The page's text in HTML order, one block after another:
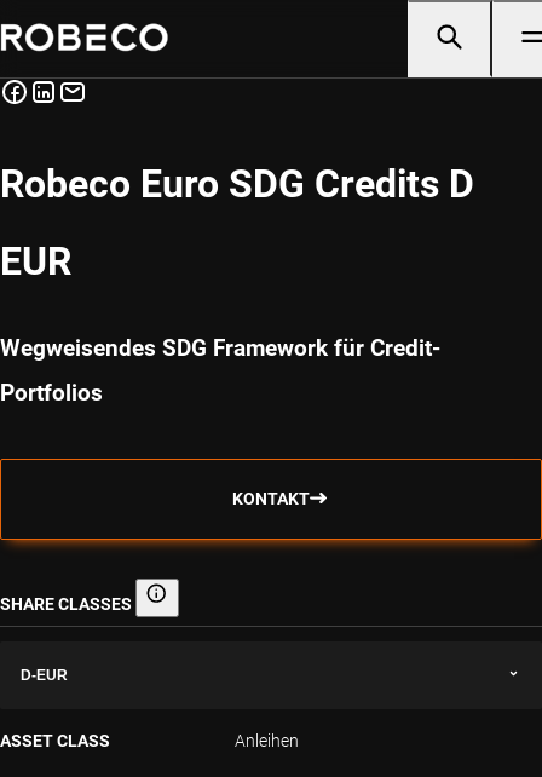
Robeco Euro SDG Credits D
EUR
Wegweisendes SDG Framework für Credit-
Portfolios
KONTAKT
SHARE CLASSES Share classes
D-EUR
ASSET CLASS Anleihen